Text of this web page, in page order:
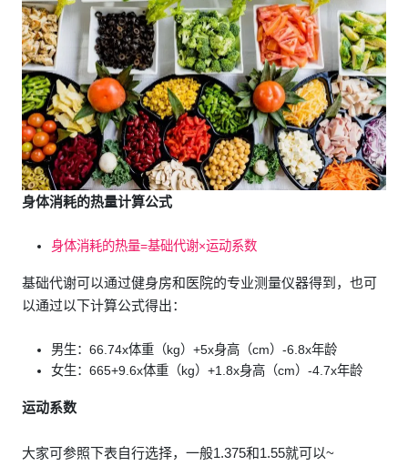
身体消耗的热量计算公式
身体消耗的热量=基础代谢×运动系数
基础代谢可以通过健身房和医院的专业测量仪器得到，也可
以通过以下计算公式得出：
男生：66.74x体重（kg）+5x身高（cm）-6.8x年龄
女生：665+9.6x体重（kg）+1.8x身高（cm）-4.7x年龄
运动系数
大家可参照下表自行选择，一般1.375和1.55就可以~